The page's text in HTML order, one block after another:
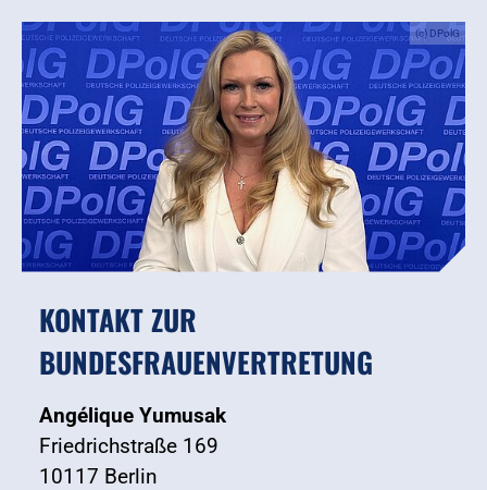
KONTAKT ZUR
BUNDESFRAUENVERTRETUNG
Angélique Yumusak
Friedrichstraße 169
10117 Berlin
(c) DPolG